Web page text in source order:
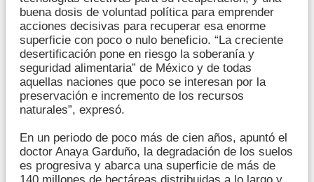
buena dosis de voluntad política para emprender
acciones decisivas para recuperar esa enorme
superficie con poco o nulo beneficio. “La creciente
desertificación pone en riesgo la soberanía y
seguridad alimentaria” de México y de todas
aquellas naciones que poco se interesan por la
preservación e incremento de los recursos
naturales”, expresó.
En un periodo de poco más de cien años, apuntó el
doctor Anaya Garduño, la degradación de los suelos
es progresiva y abarca una superficie de más de